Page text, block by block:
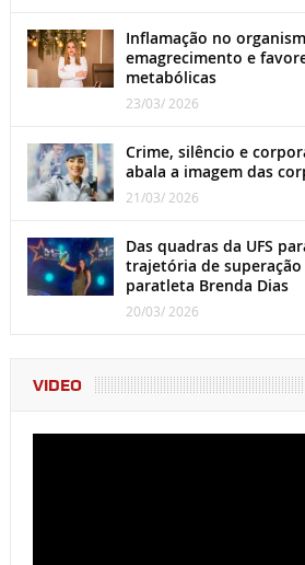
Inflamação no
emagrecimento e
metabólicas
23/03/ 2026
Crime, silêncio e
abala a imagem das
21/03/ 2026
Das quadras da UFS
trajetória de
paratleta Brenda Dias
20/03/ 2026
VIDEO